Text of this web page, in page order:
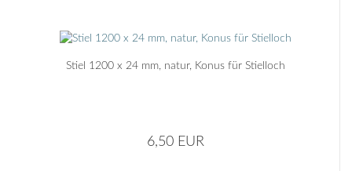
Stiel 1200 x 24 mm, natur, Konus für Stielloch
6,50 EUR